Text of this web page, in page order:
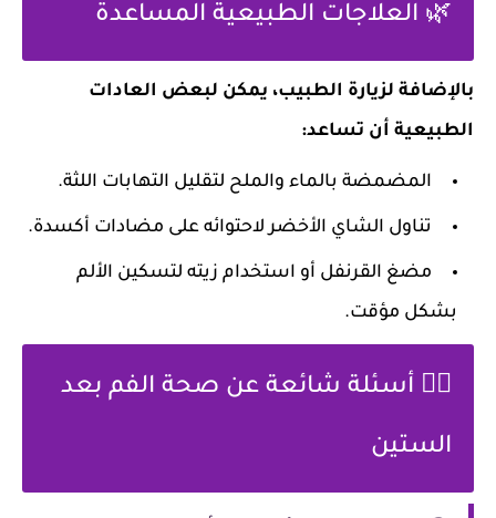
🌿 العلاجات الطبيعية المساعدة
بالإضافة لزيارة الطبيب، يمكن لبعض العادات
الطبيعية أن تساعد:
المضمضة بالماء والملح لتقليل التهابات اللثة.
تناول الشاي الأخضر لاحتوائه على مضادات أكسدة.
مضغ القرنفل أو استخدام زيته لتسكين الألم
بشكل مؤقت.
🙋‍♂️ أسئلة شائعة عن صحة الفم بعد
الستين